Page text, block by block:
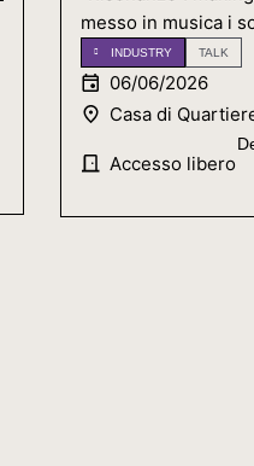
messo in musica i
INDUSTRY TALK
06/06/2026
Casa di
Accesso libero